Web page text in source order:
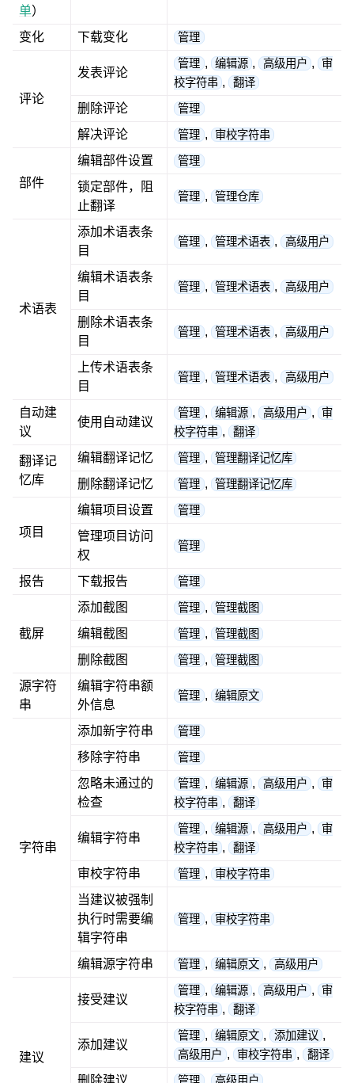
单）
变化 下载变化 管理
评论
发表评论
管理 , 编辑源 , 高级用户 ,
审
校字符串 , 翻译
删除评论 管理
解决评论 管理 , 审校字符串
部件
编辑部件设置 管理
锁定部件，阻
止翻译
管理 , 管理仓库
术语表
添加术语表条
目
管理 , 管理术语表 , 高级用户
编辑术语表条
目
管理 , 管理术语表 , 高级用户
删除术语表条
目
管理 , 管理术语表 , 高级用户
上传术语表条
目
管理 , 管理术语表 , 高级用户
自动建
议
使用自动建议
管理 , 编辑源 , 高级用户 ,
审
校字符串 , 翻译
翻译记
忆库
编辑翻译记忆 管理 , 管理翻译记忆库
删除翻译记忆 管理 , 管理翻译记忆库
项目
编辑项目设置 管理
管理项目访问
权
管理
报告 下载报告 管理
截屏
添加截图 管理 , 管理截图
编辑截图 管理 , 管理截图
删除截图 管理 , 管理截图
源字符
串
编辑字符串额
外信息
管理 , 编辑原文
字符串
添加新字符串 管理
移除字符串 管理
忽略未通过的
检查
管理 , 编辑源 , 高级用户 ,
审
校字符串 , 翻译
编辑字符串
管理 , 编辑源 , 高级用户 ,
审
校字符串 , 翻译
审校字符串 管理 , 审校字符串
当建议被强制
执行时需要编
辑字符串
管理 , 审校字符串
编辑源字符串 管理 , 编辑原文 , 高级用户
建议
接受建议
管理 , 编辑源 , 高级用户 ,
审
校字符串 , 翻译
添加建议
管理 , 编辑原文 , 添加建议 ,
高级用户 , 审校字符串 , 翻译
删除建议 管理 , 高级用户